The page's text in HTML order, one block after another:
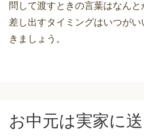
問して渡すときの言葉はなん
差し出すタイミングはいつが
きましょう。
お中元は実家に